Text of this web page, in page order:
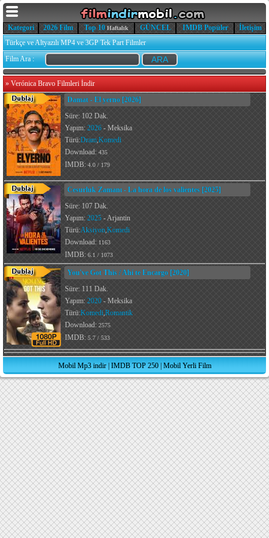
Kategori 2026 Film Top 10 Haftalık GÜNCEL IMDB Popüler
İletişim
Türkçe ve Altyazılı MP4 ve 3GP Tek Part Filmler
Film Ara :
» Verónica Bravo Filmleri İndir
Damat - El yerno [2026]
Süre: 102 Dak.
Yapım: 2026 - Meksika
Türü:Dram,Komedi
Download: 435
IMDB: 4.0 / 179
Cesurluk Zamanı - La hora de los valientes [2025]
Süre: 107 Dak.
Yapım: 2025 - Arjantin
Türü:Aksiyon,Komedi
Download: 1163
IMDB: 6.1 / 1073
You've Got This / Ahí te Encargo [2020]
Süre: 111 Dak.
Yapım: 2020 - Meksika
Türü:Komedi,Romantik
Download: 2575
IMDB: 5.7 / 533
Mobil Mp3 indir| IMDB TOP 250| Mobil Yerli Film